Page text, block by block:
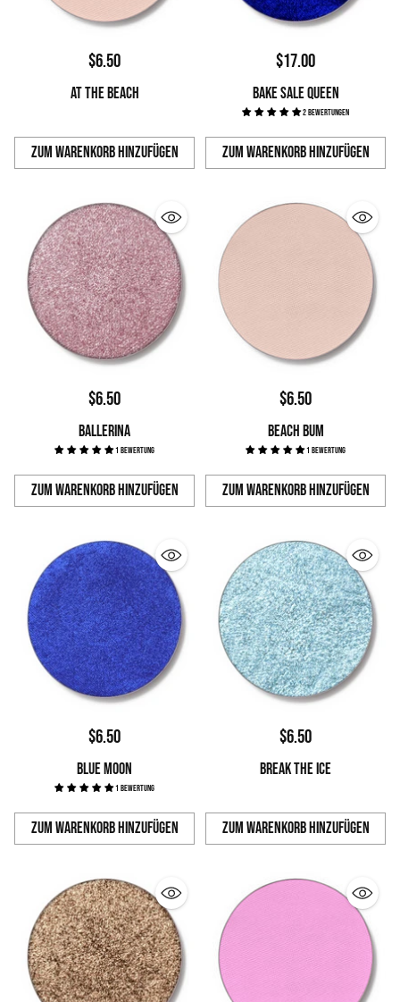
$6.50
AT THE BEACH
Zum Warenkorb hinzufügen
Anzahl
$17.00
BAKE SALE QUEEN
2 Bewertungen
Zum Warenkorb hinzufügen
Anzahl
$6.50
BALLERINA
1 Bewertung
Zum Warenkorb hinzufügen
Anzahl
$6.50
BEACH BUM
1 Bewertung
Zum Warenkorb hinzufügen
Anzahl
$6.50
BLUE MOON
1 Bewertung
Zum Warenkorb hinzufügen
Anzahl
$6.50
BREAK THE ICE
Zum Warenkorb hinzufügen
Anzahl